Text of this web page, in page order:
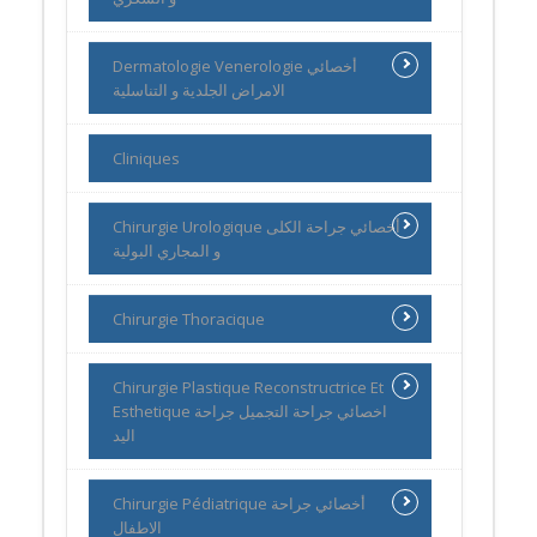
Dermatologie Venerologie أخصائي
الامراض الجلدية و التناسلية
Cliniques
Chirurgie Urologique أخصائي جراحة الكلى
و المجاري البولية
Chirurgie Thoracique
Chirurgie Plastique Reconstructrice Et
Esthetique اخصائي جراحة التجميل جراحة
اليد
Chirurgie Pédiatrique أخصائي جراحة
الاطفال